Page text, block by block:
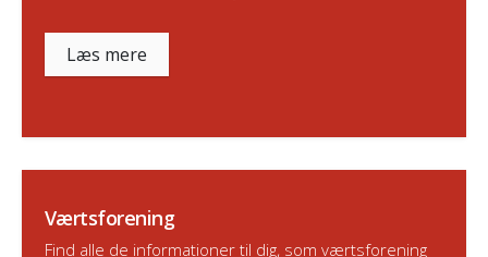
Læs mere
Værtsforening
Find alle de informationer til dig, som værtsforening